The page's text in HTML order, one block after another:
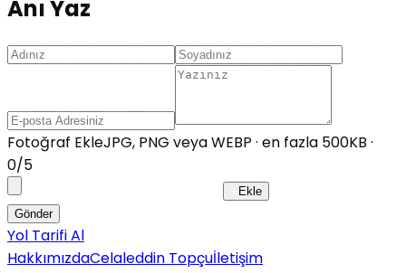
Anı Yaz
Fotoğraf EkleJPG, PNG veya WEBP · en fazla 500KB ·
0/5
Ekle
Gönder
Yol Tarifi Al
HakkımızdaCelaleddin Topçuİletişim